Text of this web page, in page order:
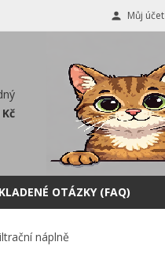
Můj účet
OTÁZKY (FAQ)
náplně